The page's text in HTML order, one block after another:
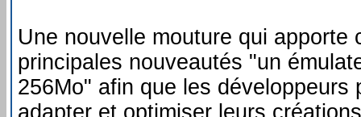
Une nouvelle mouture qui apporte
principales nouveautés "un
256Mo" afin que les développeurs
adapter et optimiser leurs